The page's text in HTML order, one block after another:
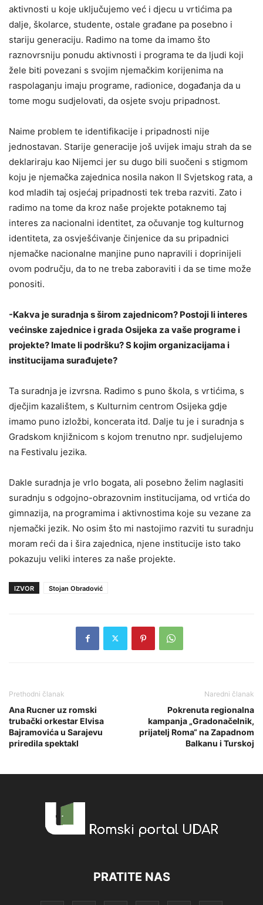
aktivnosti u koje uključujemo već i djecu u vrtićima pa
dalje, školarce, studente, ostale građane pa posebno i
stariju generaciju. Radimo na tome da imamo što
raznovrsniju ponudu aktivnosti i programa te da ljudi koji
žele biti povezani s svojim njemačkim korijenima na
raspolaganju imaju programe, radionice, događanja da u
tome mogu sudjelovati, da osjete svoju pripadnost.
Naime problem te identifikacije i pripadnosti nije
jednostavan. Starije generacije još uvijek imaju strah da se
deklariraju kao Nijemci jer su dugo bili suočeni s stigmom
koju je njemačka zajednica nosila nakon II Svjetskog rata, a
kod mladih taj osjećaj pripadnosti tek treba razviti. Zato i
radimo na tome da kroz naše projekte potaknemo taj
interes za nacionalni identitet, za očuvanje tog kulturnog
identiteta, za osvješćivanje činjenice da su pripadnici
njemačke nacionalne manjine puno napravili i doprinijeli
ovom području, da to ne treba zaboraviti i da se time može
ponositi.
-Kakva je suradnja s širom zajednicom? Postoji li interes
većinske zajednice i grada Osijeka za vaše programe i
projekte? Imate li podršku? S kojim organizacijama i
institucijama surađujete?
Ta suradnja je izvrsna. Radimo s puno škola, s vrtićima, s
dječjim kazalištem, s Kulturnim centrom Osijeka gdje
imamo puno izložbi, koncerata itd. Dalje tu je i suradnja s
Gradskom knjižnicom s kojom trenutno npr. sudjelujemo
na Festivalu jezika.
Dakle suradnja je vrlo bogata, ali posebno želim naglasiti
suradnju s odgojno-obrazovnim institucijama, od vrtića do
gimnazija, na programima i aktivnostima koje su vezane za
njemački jezik. No osim što mi nastojimo razviti tu suradnju
moram reći da i šira zajednica, njene institucije isto tako
pokazuju veliki interes za naše projekte.
IZVOR Stojan Obradović
Prethodni članak
Ana Rucner uz romski
trubački orkestar Elvisa
Bajramovića u Sarajevu
priredila spektakl
Naredni članak
Pokrenuta regionalna
kampanja „Gradonačelnik,
prijatelj Roma“ na Zapadnom
Balkanu i Turskoj
PRATITE NAS